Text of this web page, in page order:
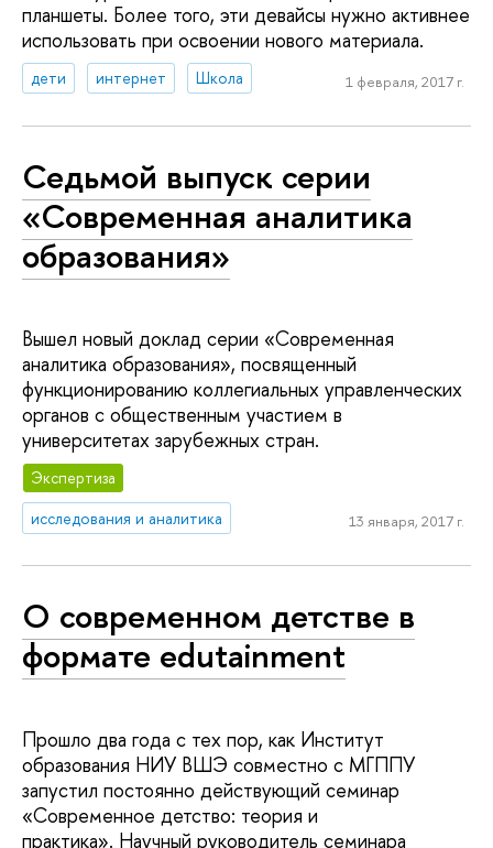
планшеты. Более того, эти девайсы нужно активнее
использовать при освоении нового материала.
дети интернет Школа 1 февраля, 2017 г.
Седьмой выпуск серии
«Современная аналитика
образования»
Вышел новый доклад серии «Современная
аналитика образования», посвященный
функционированию коллегиальных управленческих
органов с общественным участием в
университетах зарубежных стран.
Экспертиза
исследования и аналитика
13 января, 2017 г.
О современном детстве в
формате edutainment
Прошло два года с тех пор, как Институт
образования НИУ ВШЭ совместно с МГППУ
запустил постоянно действующий семинар
«Современное детство: теория и
практика». Научный руководитель семинара